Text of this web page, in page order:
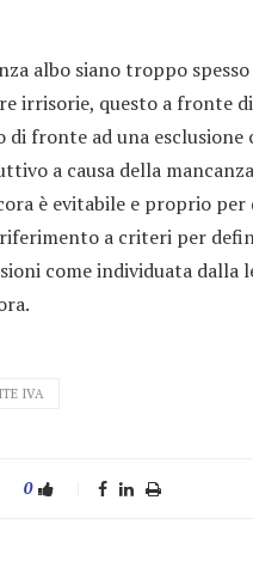
albo siano troppo
irrisorie, questo a fronte
fronte ad una esclusione
a causa della
è evitabile e proprio
a criteri per
come individuata dalla
IVA
0